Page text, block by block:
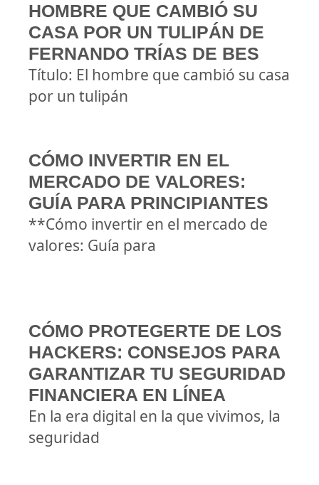
HOMBRE QUE CAMBIÓ SU
CASA POR UN TULIPÁN DE
FERNANDO TRÍAS DE BES
Título: El hombre que cambió su casa
por un tulipán
CÓMO INVERTIR EN EL
MERCADO DE VALORES:
GUÍA PARA PRINCIPIANTES
**Cómo invertir en el mercado de
valores: Guía para
CÓMO PROTEGERTE DE LOS
HACKERS: CONSEJOS PARA
GARANTIZAR TU SEGURIDAD
FINANCIERA EN LÍNEA
En la era digital en la que vivimos, la
seguridad